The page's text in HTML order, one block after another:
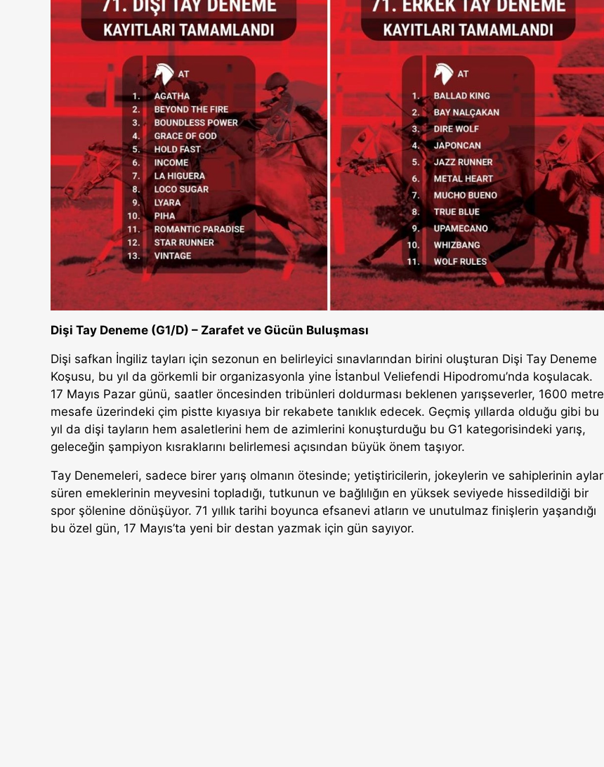
Dişi Tay Deneme (G1/D) – Zarafet ve Gücün Buluşması
Dişi safkan İngiliz tayları için sezonun en belirleyici sınavlarından birini oluşturan Dişi Tay Deneme
Koşusu, bu yıl da görkemli bir organizasyonla yine İstanbul Veliefendi Hipodromu’nda koşulacak.
17 Mayıs Pazar günü, saatler öncesinden tribünleri doldurması beklenen yarışseverler, 1600 metre
mesafe üzerindeki çim pistte kıyasıya bir rekabete tanıklık edecek. Geçmiş yıllarda olduğu gibi bu
yıl da dişi tayların hem asaletlerini hem de azimlerini konuşturduğu bu G1 kategorisindeki yarış,
geleceğin şampiyon kısraklarını belirlemesi açısından büyük önem taşıyor.
Tay Denemeleri, sadece birer yarış olmanın ötesinde; yetiştiricilerin, jokeylerin ve sahiplerinin aylar
süren emeklerinin meyvesini topladığı, tutkunun ve bağlılığın en yüksek seviyede hissedildiği bir
spor şölenine dönüşüyor. 71 yıllık tarihi boyunca efsanevi atların ve unutulmaz finişlerin yaşandığı
bu özel gün, 17 Mayıs’ta yeni bir destan yazmak için gün sayıyor.